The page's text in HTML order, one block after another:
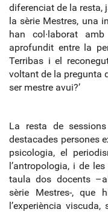
diferenciat de la resta,
la sèrie Mestres, una
han col∙laborat
aprofundit entre la
Terribas i el
voltant de la pregunta
ser mestre avui?’
La resta de
destacades persones
psicologia, el
l’antropologia, i de
taula dos docents
sèrie Mestres‐, que
l’experiència